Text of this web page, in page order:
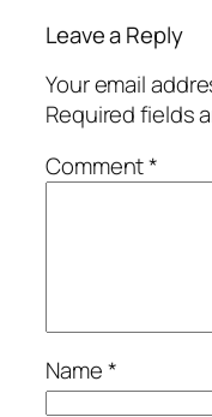
Leave a Reply
Your email
Required fields
Comment*
Name*